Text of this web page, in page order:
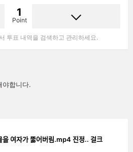
1
Point
투표 내역을 검색하고 관리하세요.
야합니다.
여자가 뚫어버림.mp4 진정.. 걸크